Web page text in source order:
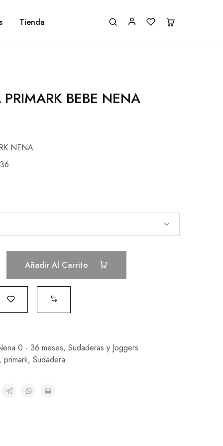
Tienda
BEBE NENA
NENA
Añadir Al Carrito
0 - 36 meses, Sudaderas y Joggers
primark, Sudadera